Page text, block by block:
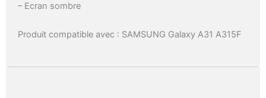
– Ecran sombre
Produit compatible avec : SAMSUNG Galaxy A31 A315F